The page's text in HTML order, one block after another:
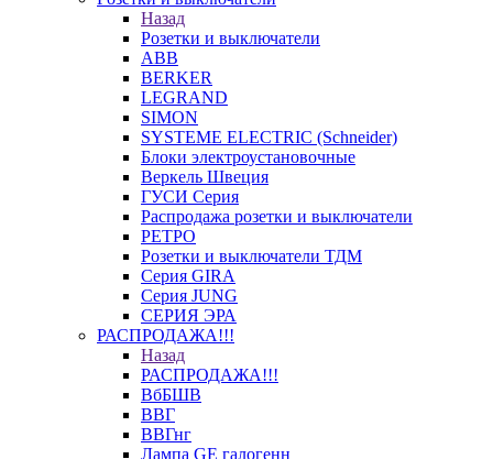
Назад
Розетки и выключатели
ABB
BERKER
LEGRAND
SIMON
SYSTEME ELECTRIC (Schneider)
Блоки электроустановочные
Веркель Швеция
ГУСИ Серия
Распродажа розетки и выключатели
РЕТРО
Розетки и выключатели ТДМ
Серия GIRA
Серия JUNG
СЕРИЯ ЭРА
РАСПРОДАЖА!!!
Назад
РАСПРОДАЖА!!!
ВбБШВ
ВВГ
ВВГнг
Лампа GE галогенн